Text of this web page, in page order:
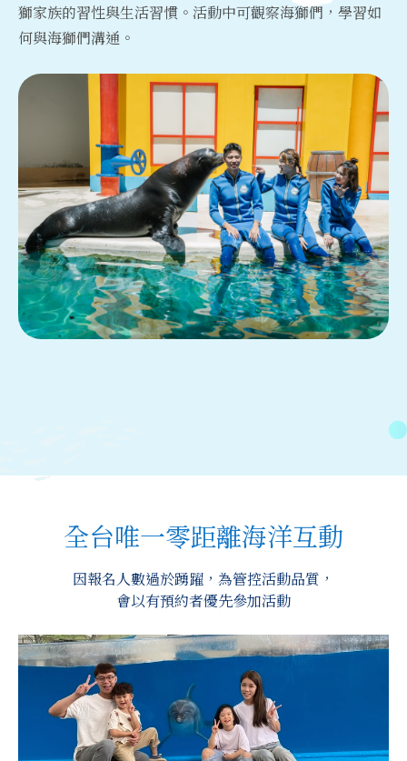
獅家族的習性與生活習慣。活動中可觀察海獅們，學習如
何與海獅們溝通。
全台唯一零距離海洋互動
因報名人數過於踴躍，為管控活動品質，
會以有預約者優先參加活動